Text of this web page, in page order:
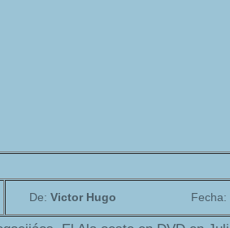
De: Victor Hugo Fecha: